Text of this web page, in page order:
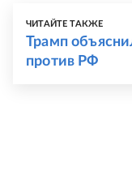
ЧИТАЙТЕ ТАКЖЕ
Трамп
против РФ